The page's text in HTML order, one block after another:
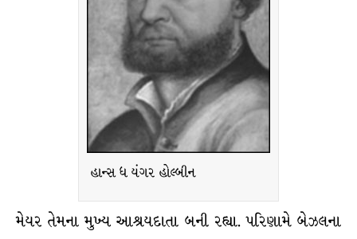
હાન્સ ધ યંગર હોલ્બીન
મેયર તેમના મુખ્ય આશ્રયદાતા બની રહ્યા. પરિણામે બેઝલના